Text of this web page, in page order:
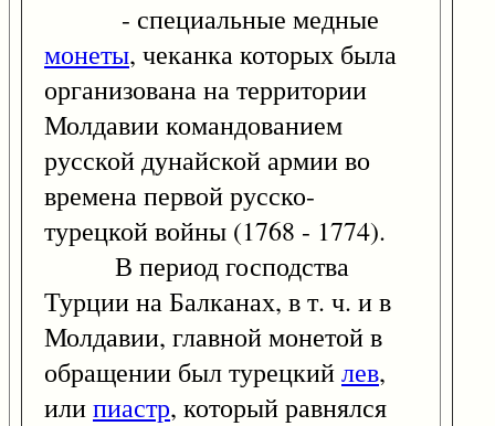
- специальные медные
монеты, чеканка которых была
организована на территории
Молдавии командованием
русской дунайской армии во
времена первой русско-
турецкой войны (1768 - 1774).
В период господства
Турции на Балканах, в т. ч. и в
Молдавии, главной монетой в
обращении был турецкийлев,
илипиастр, который равнялся